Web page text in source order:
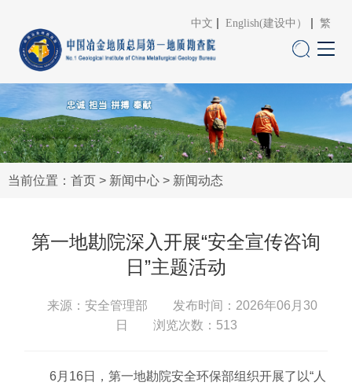
中文 English(建设中） 繁
当前位置： 首页 > 新闻中心 > 新闻动态
第一地勘院深入开展“安全宣传咨询
日”主题活动
来源：安全管理部 发布时间：2026年06月30
日 浏览次数： 513
6月16日，第一地勘院安全环保部组织开展了以“人